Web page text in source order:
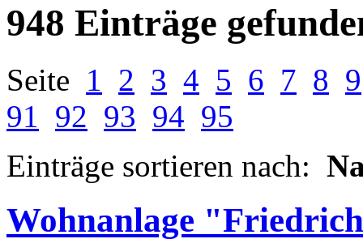
948 Einträge
Seite 1 2 3 4 5 6 7 8 9
91 92 93 94 95
Einträge sortieren nach:
Wohnanlage